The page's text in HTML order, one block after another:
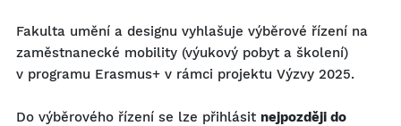
Fakulta umění a designu vyhlašuje výběrové řízení na
zaměstnanecké mobility (výukový pobyt a školení)
v programu Erasmus+ v rámci projektu Výzvy 2025.
Do výběrového řízení se lze přihlásit nejpozději do